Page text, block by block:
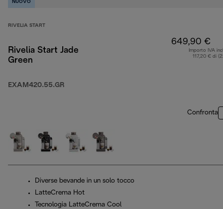
NUOVO
RIVELIA START
Rivelia Start Jade
Green
EXAM420.55.GR
649,90 €
Importo IVA
117,20 € di
Confronta
Diverse bevande in un solo tocco
LatteCrema Hot
Tecnologia LatteCrema Cool